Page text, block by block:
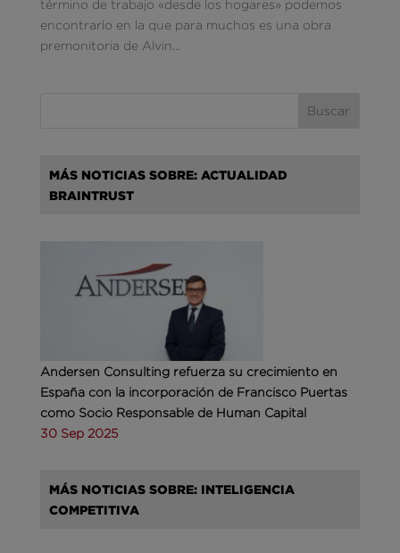
término de trabajo «desde los hogares» podemos
encontrarlo en la que para muchos es una obra
premonitoria de Alvin...
MÁS NOTICIAS SOBRE: ACTUALIDAD
BRAINTRUST
Andersen Consulting refuerza su crecimiento en
España con la incorporación de Francisco Puertas
como Socio Responsable de Human Capital
30 Sep 2025
MÁS NOTICIAS SOBRE: INTELIGENCIA
COMPETITIVA